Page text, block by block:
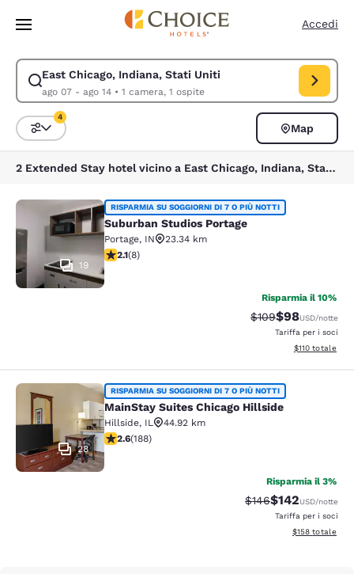
Vai A Contenuto Principale
Accedi
East Chicago, Indiana, Stati Uniti
ago 07 - ago 14• 1 camera, 1 ospite
Modifica la ricerca per East Chicago, Indiana, Stati Uniti. Data di
Ordina e filtra
4
Map
2 Extended Stay hotel vicino a East Chicago, Indiana, Stati Uniti corrispondono ai tuoi filtri
Suburban Studios Portage
19
RISPARMIA SU SOGGIORNI DI 7 O PIÙ NOTTI
Suburban Studios Portage
Portage, IN
23.34 km
Valutazione di 2.12 stelle. Discreto. 8 recensioni
2.1(8)
Risparmia il 10%
Tariffa di
$109Tariffa
$98USD/notte
Tariffa per i soci
Visualizza i
$110 totale
MainStay Suites Chicago Hillside
28
RISPARMIA SU SOGGIORNI DI 7 O PIÙ NOTTI
MainStay Suites Chicago Hillside
Hillside, IL
44.92 km
Valutazione di 2.63 stelle. Discreto. 188 recensioni
2.6(188)
Risparmia il 3%
Tariffa di barratura:
$146Tariffa
$142USD/notte
Tariffa per i soci
Visualizza i
$158 totale